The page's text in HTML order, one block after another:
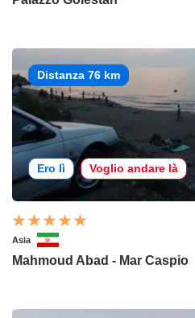
Distanza 76 km
Ero lì Voglio andare là
Asia
Mahmoud Abad - Mar Caspio